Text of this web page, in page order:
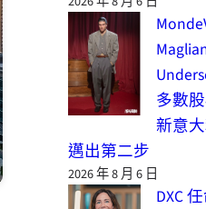
多數
新意
邁出第二步
2026 年 8 月 6 日
DXC